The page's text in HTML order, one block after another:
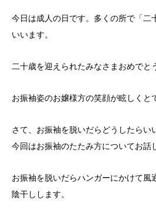
今日は成人の日です。多くの所で「二
いいます。
二十歳を迎えられたみなさまおめでと
お振袖姿のお嬢様方の笑顔が眩しくと
さて、お振袖を脱いだらどうしたらい
今回はお振袖のたたみ方についてお話
お振袖を脱いだらハンガーにかけて風
陰干しします。